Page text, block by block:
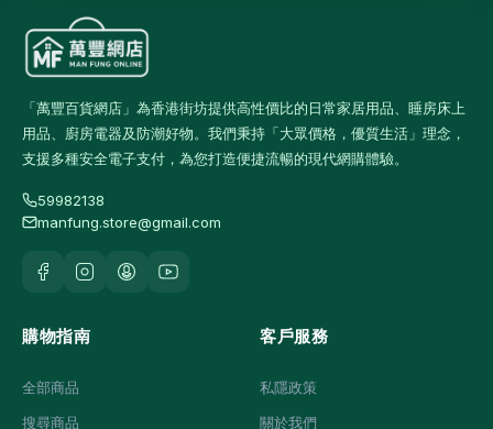
「萬豐百貨網店」為香港街坊提供高性價比的日常家居用品、睡房床上
用品、廚房電器及防潮好物。我們秉持「大眾價格，優質生活」理念，
支援多種安全電子支付，為您打造便捷流暢的現代網購體驗。
59982138
manfung.store@gmail.com
購物指南
全部商品
搜尋商品
客戶服務
私隱政策
關於我們